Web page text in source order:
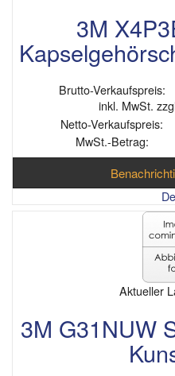
3M
Brutto-Verkaufspreis:
inkl. MwSt.
Netto-Verkaufspreis:
MwSt.-Betrag:
Aktueller
3M G31NUW